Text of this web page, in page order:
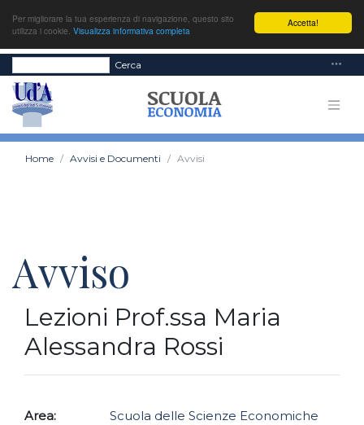
Accetta!
Per migliorare la tua esperienza di navigazione, questo sito
utilizza i cookie. Visualizza informativa completa
Cerca
Home Avvisi e Documenti Avvisi
Avviso
Lezioni Prof.ssa Maria
Alessandra Rossi
Area:
Scuola delle Scienze Economiche